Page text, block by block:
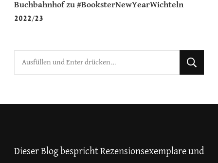
Buchbahnhofzu #BooksterNewYearWichteln
2022/23
Suchst
du
Dieser Blog bespricht Rezensionsexemplare und